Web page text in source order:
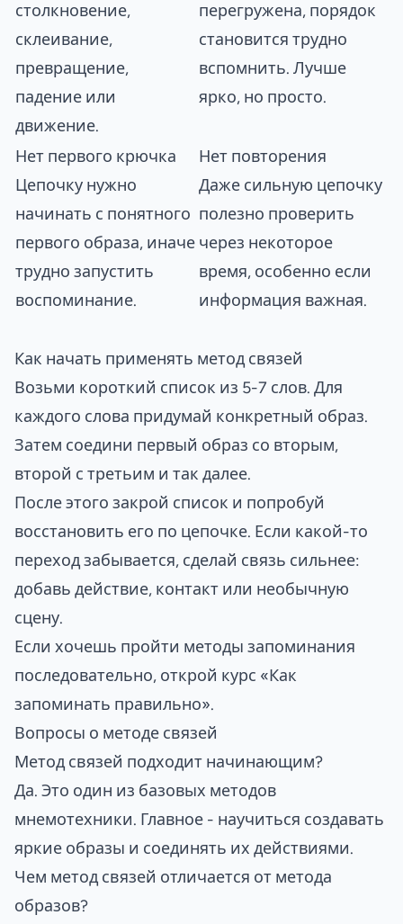
столкновение,
склеивание,
превращение,
падение или
движение.
перегружена, порядок
становится трудно
вспомнить. Лучше
ярко, но просто.
Нет первого крючка
Цепочку нужно
начинать с понятного
первого образа, иначе
трудно запустить
воспоминание.
Нет повторения
Даже сильную цепочку
полезно проверить
через некоторое
время, особенно если
информация важная.
Как начать применять метод связей
Возьми короткий список из 5-7 слов. Для
каждого слова придумай конкретный образ.
Затем соедини первый образ со вторым,
второй с третьим и так далее.
После этого закрой список и попробуй
восстановить его по цепочке. Если какой-то
переход забывается, сделай связь сильнее:
добавь действие, контакт или необычную
сцену.
Если хочешь пройти методы запоминания
последовательно, открой курс «Как
запоминать правильно»
Вопросы о методе связей
Метод связей подходит начинающим?
Да. Это один из базовых методов
мнемотехники. Главное - научиться создавать
яркие образы и соединять их действиями.
Чем метод связей отличается от метода
образов?